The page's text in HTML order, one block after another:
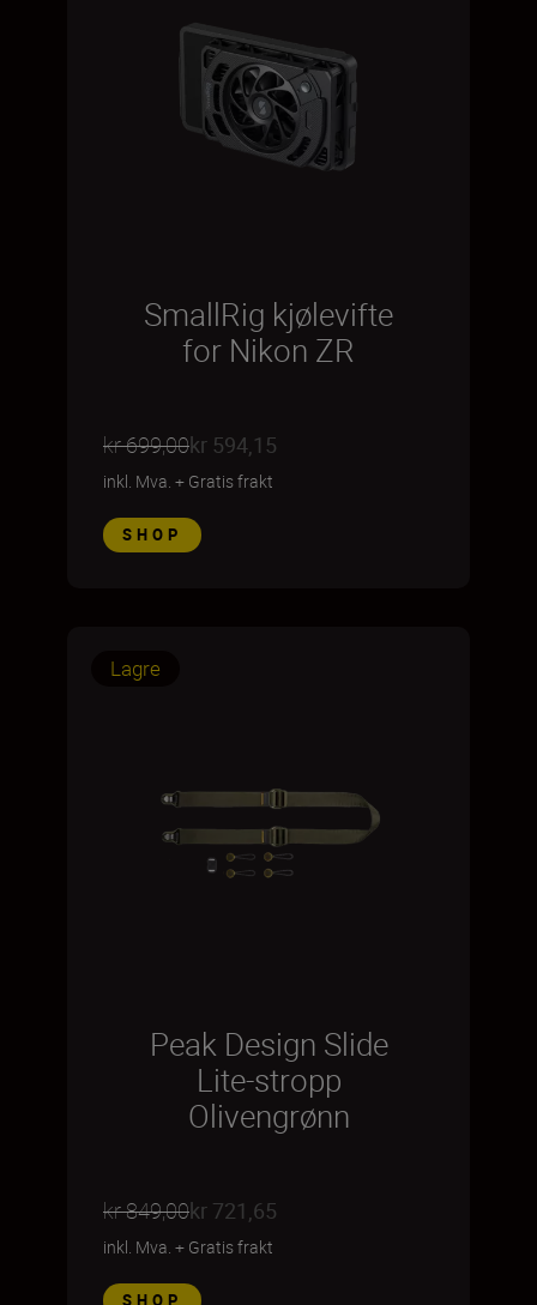
SmallRig kjølevifte
for Nikon ZR
kr 699,00kr 594,15
inkl. Mva. + Gratis frakt
SHOP
Lagre
Peak Design Slide
Lite-stropp
Olivengrønn
kr 849,00kr 721,65
inkl. Mva. + Gratis frakt
SHOP